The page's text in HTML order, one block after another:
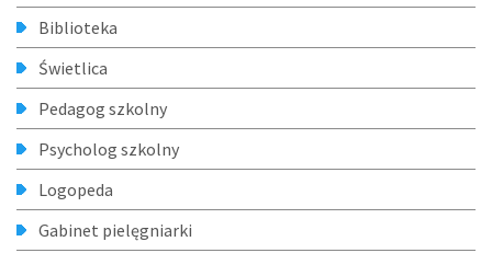
Biblioteka
Świetlica
Pedagog szkolny
Psycholog szkolny
Logopeda
Gabinet pielęgniarki